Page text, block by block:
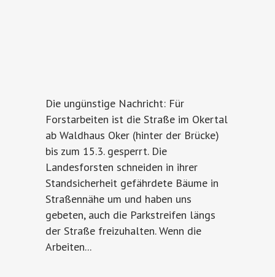
Die ungünstige Nachricht: Für
Forstarbeiten ist die Straße im Okertal
ab Waldhaus Oker (hinter der Brücke)
bis zum 15.3. gesperrt. Die
Landesforsten schneiden in ihrer
Standsicherheit gefährdete Bäume in
Straßennähe um und haben uns
gebeten, auch die Parkstreifen längs
der Straße freizuhalten. Wenn die
Arbeiten...